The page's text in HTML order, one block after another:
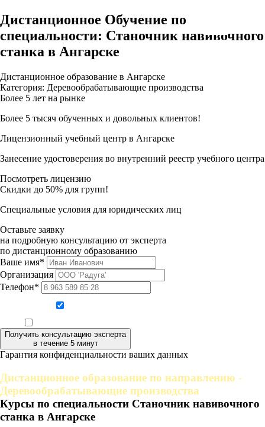
Дистанционное Обучение по
специальности: Станочник навивочного
станка в Ангарске
Дистанционное образование в Ангарске
Категория: Деревообрабатывающие производства
Более 5 лет на рынке
Более 5 тысяч обученных и довольных клиентов!
Лицензионный учебный центр в Ангарске
Занесение удостоверения во внутренний реестр учебного центра
Посмотреть лицензию
Скидки до 50% для групп!
Специальные условия для юридических лиц
Оставьте заявку
на подробную консультацию от эксперта
по дистанционному образованию
Ваше имя*
Организация
Телефон*
Получить консультацию эксперта
в течение 5 минут
Гарантия конфиденциальности ваших данных
Дистанционное образование по направлению -
Деревообрабатывающие производства
Курсы по специальности Станочник навивочного
станка в Ангарске